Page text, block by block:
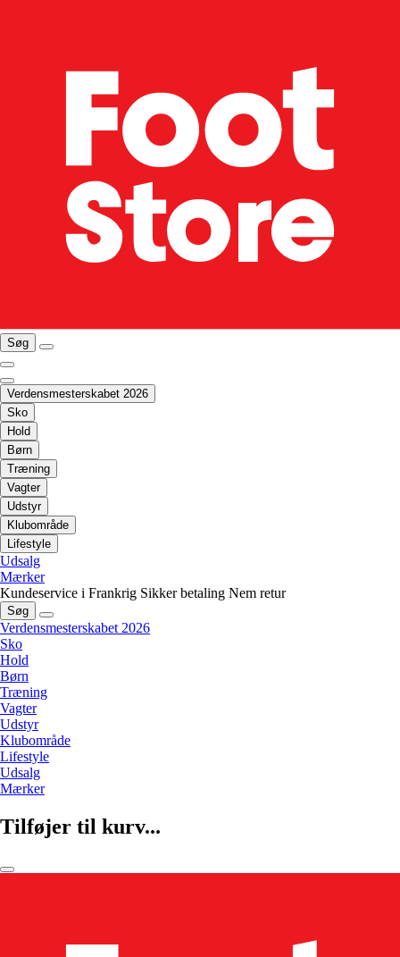
Søg
Verdensmesterskabet 2026
Sko
Hold
Børn
Træning
Vagter
Udstyr
Klubområde
Lifestyle
Udsalg
Mærker
Kundeservice i Frankrig Sikker betaling Nem retur
Søg
Verdensmesterskabet 2026
Sko
Hold
Børn
Træning
Vagter
Udstyr
Klubområde
Lifestyle
Udsalg
Mærker
Tilføjer til kurv...